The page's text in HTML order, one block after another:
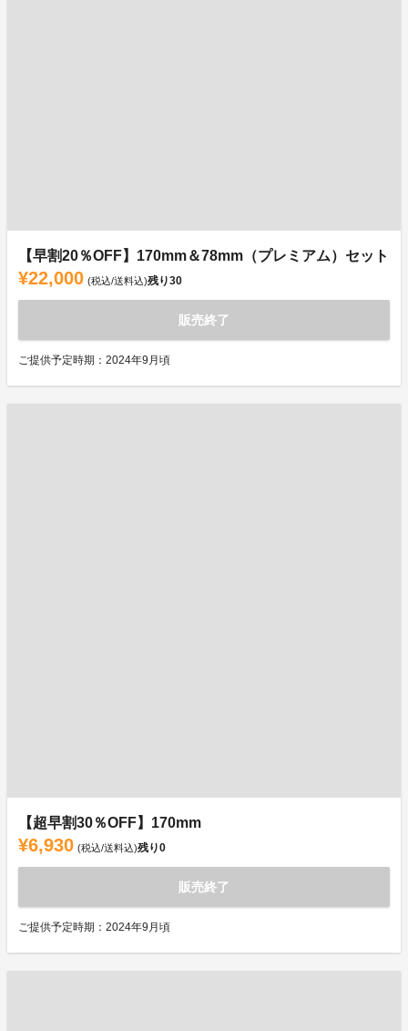
【早割20％OFF】170mm＆78mm（プレミアム）セット
¥22,000 (税込/送料込)残り30
販売終了
ご提供予定時期：2024年9月頃
【超早割30％OFF】170mm
¥6,930 (税込/送料込)残り0
販売終了
ご提供予定時期：2024年9月頃